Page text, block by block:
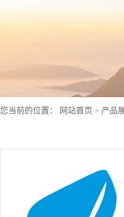
您当前的位置： 网站首页 > 产品